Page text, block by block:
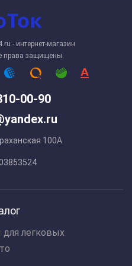
00-90
100А
- интернет-магазин
права защищены.
легковых